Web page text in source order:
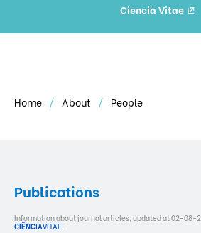
Ciencia Vitae
Home About People
Publications
Information about journal articles, updated at 02-08-
CIÊNCIAVITAE.